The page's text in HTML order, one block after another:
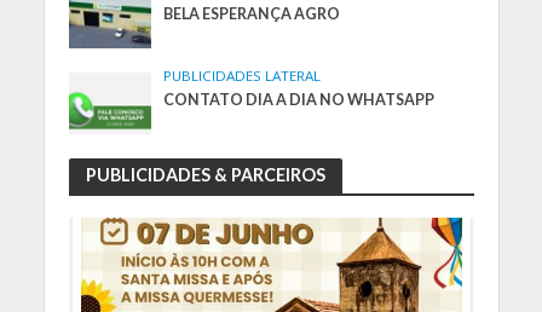
BELA ESPERANÇA AGRO
PUBLICIDADES LATERAL
CONTATO DIA A DIA NO WHATSAPP
PUBLICIDADES & PARCEIROS